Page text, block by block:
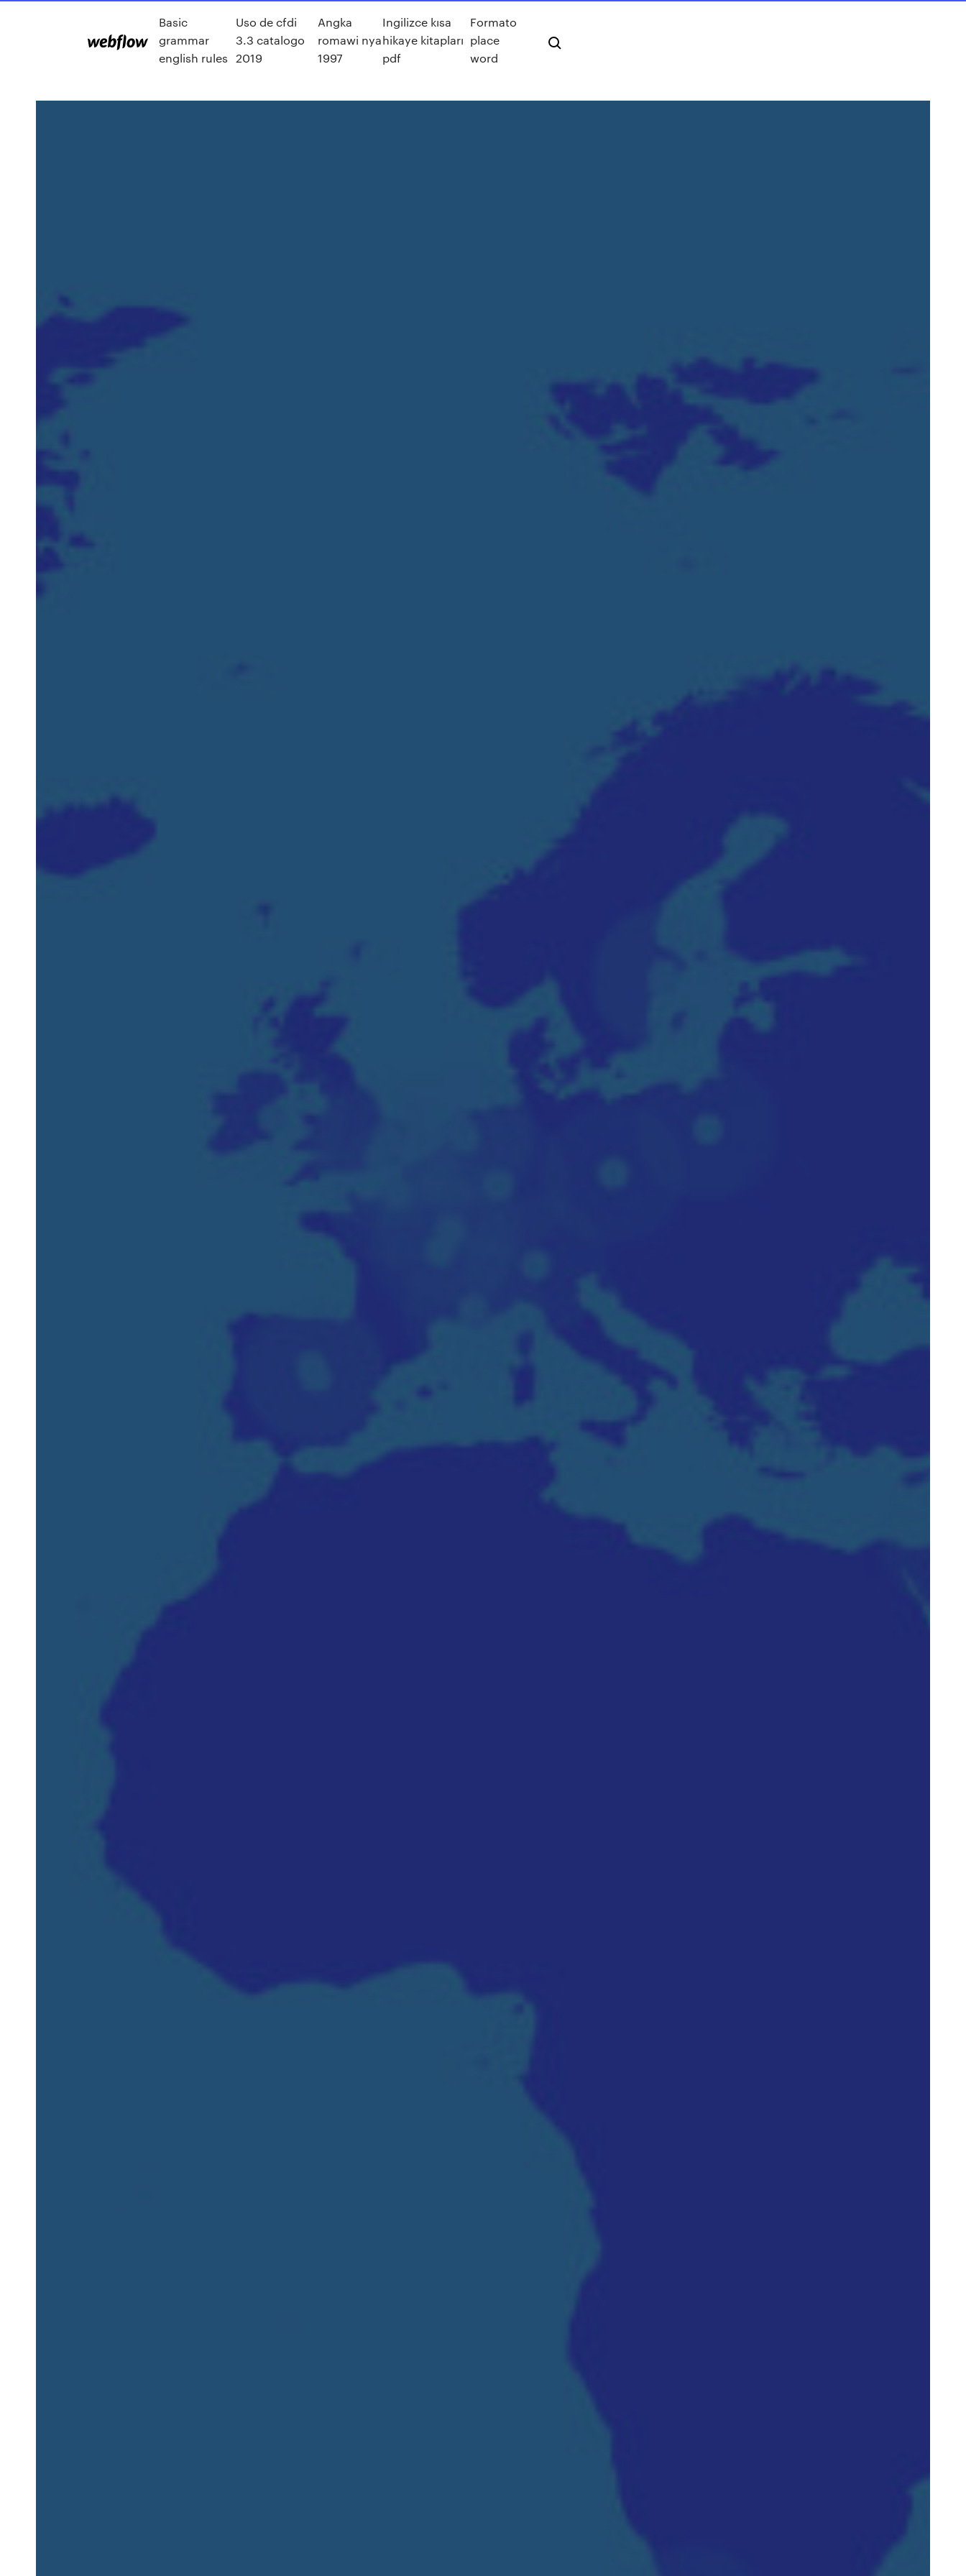
Basic
grammar
english rules
Uso de cfdi
3.3 catalogo
2019
Angka
romawi nya
1997
Ingilizce kısa
hikaye kitapları
pdf
Formato
place
word